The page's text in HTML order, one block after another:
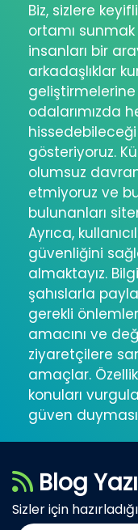
Biz, sizlere
ortamı sunmak
insanları bir
arkadaşlıklar
geliştirmelerine
odalarımızda
gösteriyoruz.
olumsuz
etmiyoruz ve
bulunanları
Ayrıca,
güvenliğini
almaktayız.
şahıslarla
gerekli
amacını ve
ziyaretçilere
amaçlar.
konuları
güven
Blog
Sizler için